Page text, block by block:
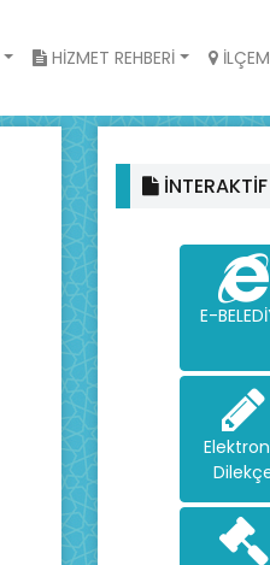
HİZMET REHBERİ
E-